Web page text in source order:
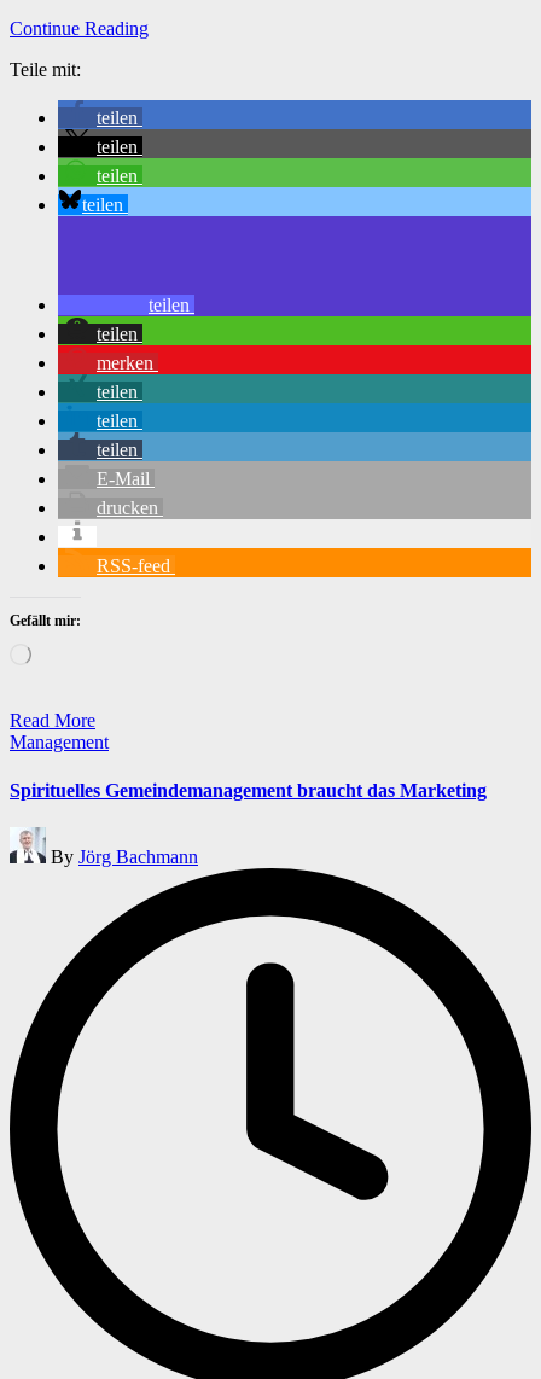
Continue Reading
Teile mit:
teilen
teilen
teilen
teilen
teilen
teilen
merken
teilen
teilen
teilen
E-Mail
drucken
RSS-feed
Gefällt mir:
Wird
Read More
Posted
Management
Spirituelles Gemeindemanagement braucht das Marketing
Posted
by
By Jörg Bachmann